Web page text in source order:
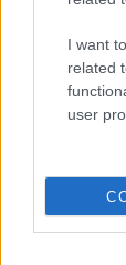
I want
related
user
Εργατικό